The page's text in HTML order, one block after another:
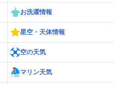
お洗濯情報
星空・天体情報
空の天気
マリン天気